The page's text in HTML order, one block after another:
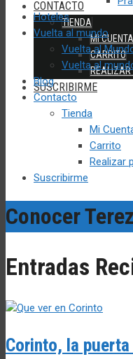
CONTACTO
TIENDA
MI CUENTA
CARRITO
REALIZAR
SUSCRIBIRME
Hoteles
Vuelta al mundo
Vuelta al
Vuelta al
Blog
Contacto
Tienda
Mi
Carrito
Realizar
Suscribirme
Conocer
Entradas
Corinto, la